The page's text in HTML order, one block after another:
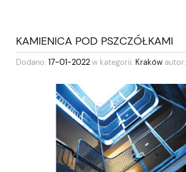
KAMIENICA POD PSZCZÓŁKAMI
Dodano: 17-01-2022w kategorii: Kraków autor: